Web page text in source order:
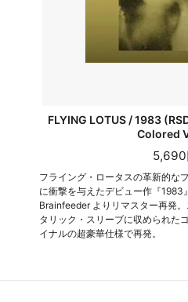
FLYING LOTUS / 1983
Colored
5,690
フライング・ロータスの革新的な
に衝撃を与えたデビュー作『1983
Brainfeeder よりリマスター再発
タリック・スリーブに収められた
イナルの超豪華仕様で再発。